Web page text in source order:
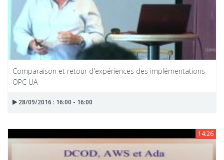
Comparaison et retour d'expériences des implémentations
OPC UA
28/09/2016 : 16:00 - 16:00
14:26